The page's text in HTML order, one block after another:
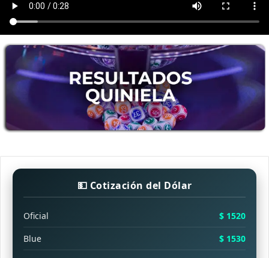
💵 Cotización del Dólar
Oficial
$ 1520
Blue
$ 1530